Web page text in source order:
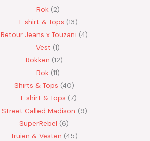
Rok 2
T-shirt & Tops 13
Retour Jeans x Touzani 4
Vest 1
Rokken 12
Rok 11
Shirts & Tops 40
T-shirt & Tops 7
Street Called Madison 9
SuperRebel
6
Truien & Vesten 45